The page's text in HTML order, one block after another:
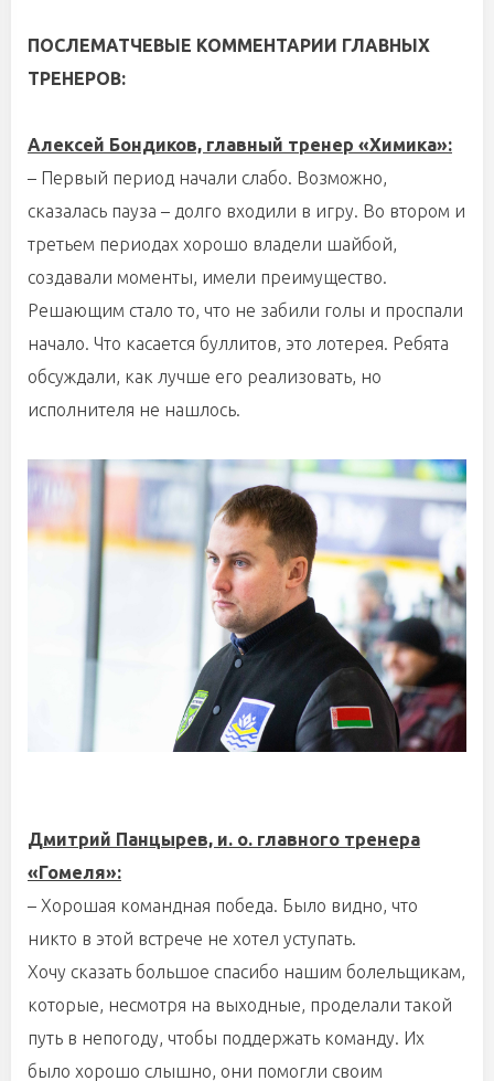
ПОСЛЕМАТЧЕВЫЕ КОММЕНТАРИИ ГЛАВНЫХ
ТРЕНЕРОВ:
Алексей Бондиков, главный тренер «Химика»:
– Первый период начали слабо. Возможно,
сказалась пауза – долго входили в игру. Во втором и
третьем периодах хорошо владели шайбой,
создавали моменты, имели преимущество.
Решающим стало то, что не забили голы и проспали
начало. Что касается буллитов, это лотерея. Ребята
обсуждали, как лучше его реализовать, но
исполнителя не нашлось.
Дмитрий Панцырев, и. о. главного тренера
«Гомеля»:
– Хорошая командная победа. Было видно, что
никто в этой встрече не хотел уступать.
Хочу сказать большое спасибо нашим болельщикам,
которые, несмотря на выходные, проделали такой
путь в непогоду, чтобы поддержать команду. Их
было хорошо слышно, они помогли своим